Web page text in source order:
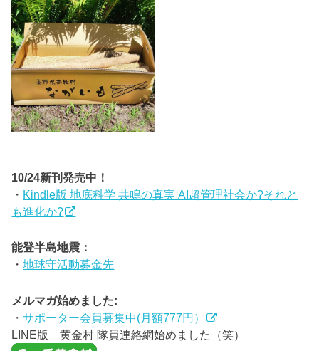
10/24新刊発売中！
・ Kindle版 地底科学 共鳴の真実 AI超管理社会か?それと
も進化か?
能登半島地震：
・地球守活動募金先
メルマガ始めました:
・サポーター会員募集中(月額777円）
LINE版 黄金村 隊員連絡網始めました（笑）